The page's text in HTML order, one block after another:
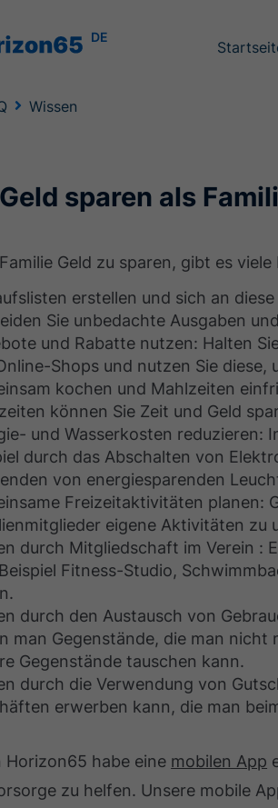
DE
Wissen
sparen als
Geld zu sparen, gibt es
erstellen und sich an
Sie unbedachte Ausgaben
und Rabatte nutzen: Halten
Shops und nutzen Sie diese,
kochen und Mahlzeiten
können Sie Zeit und Geld
und Wasserkosten reduzieren:
durch das Abschalten von
von energiesparenden
Freizeitaktivitäten planen:
eigene Aktivitäten zu
durch Mitgliedschaft im Verein :
Fitness-Studio,
durch den Austausch von
man Gegenstände, die man
Gegenstände tauschen kann.
durch die Verwendung von
erwerben kann, die man
Horizon65 habe eine mobilen App
zu helfen. Unsere mobile